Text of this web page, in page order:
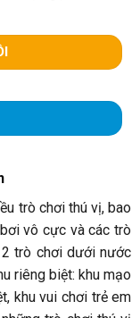
trò chơi thú vị, bao
vô cực và các trò
trò chơi dưới nước
riêng biệt: khu mạo
khu vui chơi trẻ em